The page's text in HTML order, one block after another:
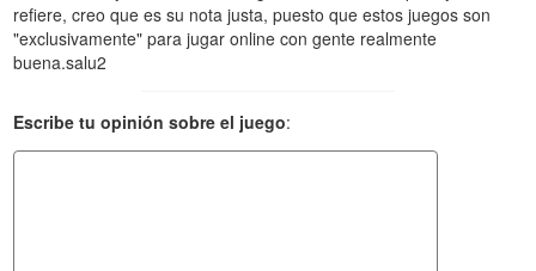
refiere, creo que es su nota justa, puesto que estos juegos son
"exclusivamente" para jugar online con gente realmente
buena.salu2
Escribe tu opinión sobre el juego: